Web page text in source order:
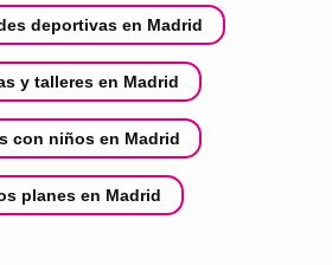
deportivas en Madrid
y talleres en Madrid
con niños en Madrid
planes en Madrid